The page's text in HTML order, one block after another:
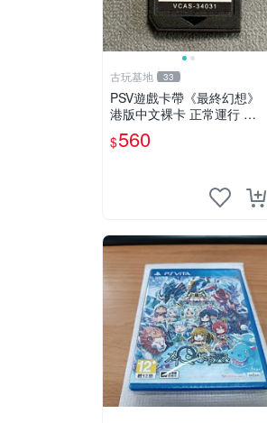
古玩基地 33
PSV遊戲卡帶《最終幻想》
港版中文裸卡 正常運行 索
尼官方認證 不支持其他品牌
機器 可單次購買多張享優惠
$560